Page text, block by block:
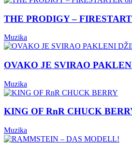
THE PRODIGY –
Muzika
OVAKO JE SVIRAO
Muzika
KING OF RnR CHUCK
Muzika